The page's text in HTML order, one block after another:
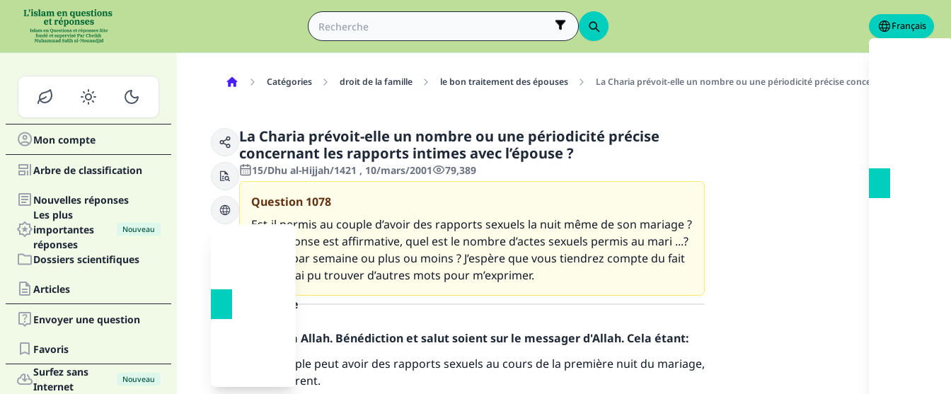
Français
Mon compte
Arbre de classification
Nouvelles réponses
Les plus
importantes
réponses
Nouveau
Dossiers scientifiques
Articles
Envoyer une question
Favoris
Surfez sans
Internet
Nouveau
Catégories droit de la famille le bon traitement des épouses La Charia prévoit-elle un nombre ou une périodicité précise concernant les rapports
La Charia prévoit-elle un nombre ou une périodicité précise
concernant les rapports intimes avec l’épouse ?
15/Dhu al-Hijjah/1421 , 10/mars/2001 79,389
Question 1078
Est-il permis au couple d’avoir des rapports sexuels la nuit même de son mariage ?
Si la réponse est affirmative, quel est le nombre d’actes sexuels permis au mari ...?
Un fois par semaine ou plus ou moins ? J’espère que vous tiendrez compte du fait
que je n’ai pu trouver d’autres mots pour m’exprimer.
la réponse
Louange à Allah. Bénédiction et salut soient sur le messager d'Allah. Cela étant:
Oui, le couple peut avoir des rapports sexuels au cours de la première nuit du mariage,
s’ils le désirent.